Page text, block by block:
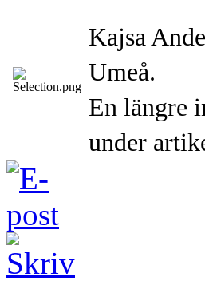
Kajsa
Umeå.
En längre
under